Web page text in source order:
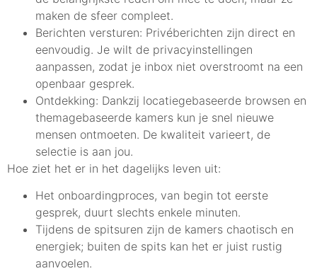
maken de sfeer compleet.
Berichten versturen: Privéberichten zijn direct en
eenvoudig. Je wilt de privacyinstellingen
aanpassen, zodat je inbox niet overstroomt na een
openbaar gesprek.
Ontdekking: Dankzij locatiegebaseerde browsen en
themagebaseerde kamers kun je snel nieuwe
mensen ontmoeten. De kwaliteit varieert, de
selectie is aan jou.
Hoe ziet het er in het dagelijks leven uit:
Het onboardingproces, van begin tot eerste
gesprek, duurt slechts enkele minuten.
Tijdens de spitsuren zijn de kamers chaotisch en
energiek; buiten de spits kan het er juist rustig
aanvoelen.